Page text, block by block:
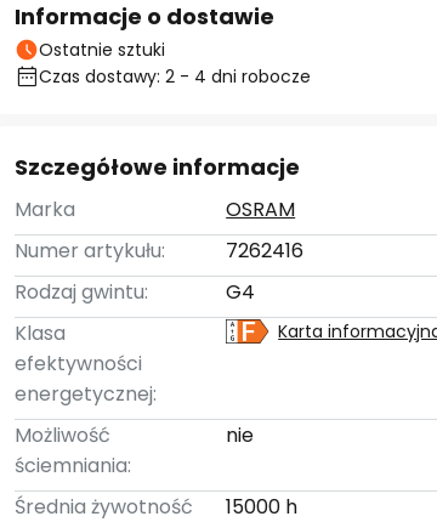
Informacje o dostawie
Ostatnie sztuki
Czas dostawy: 2 - 4 dni robocze
Szczegółowe informacje
Marka
OSRAM
Numer artykułu:
7262416
Rodzaj gwintu:
G4
Klasa
efektywności
energetycznej:
Karta
Możliwość
ściemniania:
nie
Średnia żywotność
15000 h